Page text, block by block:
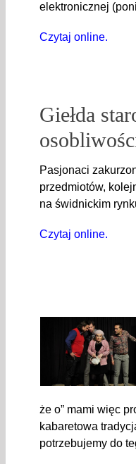
elektronicznej
Czytaj online.
Giełda
Pasjonaci
przedmiotów,
na świdnickim
Czytaj online.
że o” mami więc
kabaretowa
potrzebujemy do